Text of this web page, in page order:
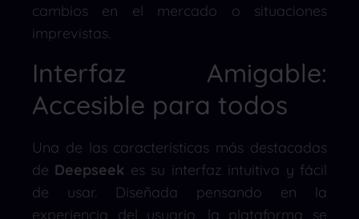
cambios en el mercado o situaciones
imprevistas.
Interfaz Amigable:
Accesible para todos
Una de las características más destacadas
de Deepseek es su interfaz intuitiva y fácil
de usar. Diseñada pensando en la
experiencia del usuario, la plataforma se